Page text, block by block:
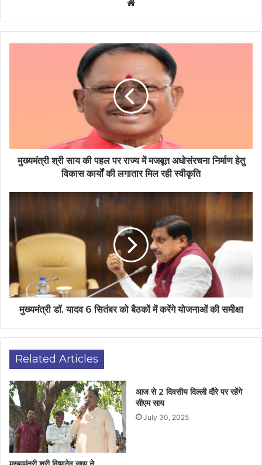
मुख्यमंत्री श्री साय की पहल पर राज्य में मजबूत अधोसंरचना निर्माण हेतु
विकास कार्यों की लगातार मिल रही स्वीकृति
मुख्यमंत्री डॉ. यादव 6 सितंबर को बैठकों में करेंगे योजनाओं की समीक्षा
Related Articles
आज से 2 दिवसीय दिल्ली दौरे पर रहेंगे
सीएम साय
July 30, 2025